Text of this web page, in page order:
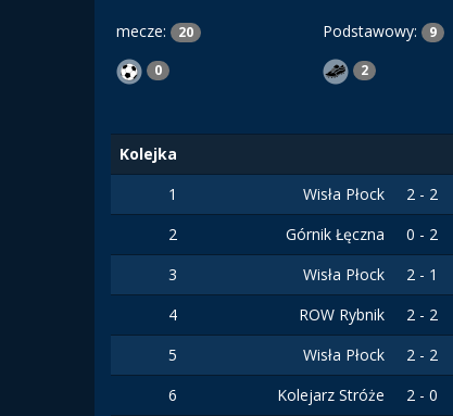
mecze: 20 Podstawowy: 9
0 2
Kolejka
1
Wisła Płock 2 - 2
2
Górnik Łęczna 0 - 2
3
Wisła Płock 2 - 1
4 ROW Rybnik 2 - 2
5
Wisła Płock 2 - 2
6 Kolejarz Stróże 2 - 0